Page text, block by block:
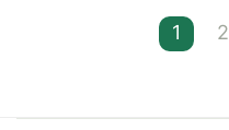
1 2